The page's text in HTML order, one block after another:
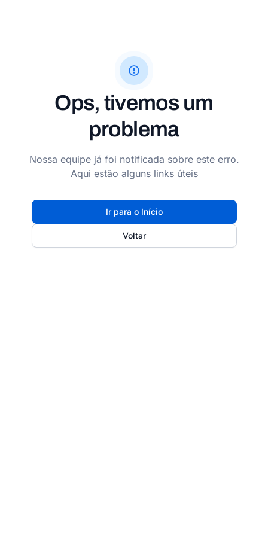
Ops, tivemos um
problema
Nossa equipe já foi notificada sobre este erro.
Aqui estão alguns links úteis
Ir para o Início
Voltar